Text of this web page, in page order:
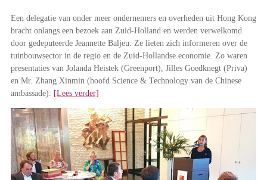
Een delegatie van onder meer ondernemers en overheden uit Hong Kong
bracht onlangs een bezoek aan Zuid-Holland en werden verwelkomd
door gedeputeerde Jeannette Baljeu. Ze lieten zich informeren over de
tuinbouwsector in de regio en de Zuid-Hollandse economie. Zo waren
presentaties van Jolanda Heistek (Greenport), Jilles Goedknegt (Priva)
en Mr. Zhang Xinmin (hoofd Science & Technology van de Chinese
ambassade). [Lees verder]